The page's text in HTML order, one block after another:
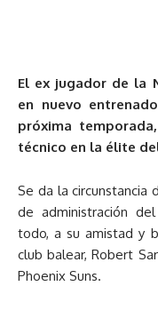
El ex jugador de la
en nuevo
próxima
técnico en la élite
Se da la circunstancia
de administración
todo, a su amistad y
club balear, Robert
Phoenix Suns.